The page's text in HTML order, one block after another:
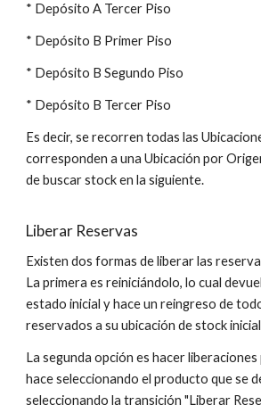
* Depósito A Tercer Piso
* Depósito B Primer Piso
* Depósito B Segundo Piso
* Depósito B Tercer Piso
Es decir, se recorren todas las
corresponden a una Ubicación por
de buscar stock en la siguiente.
Liberar Reservas
Existen dos formas de liberar las
La primera es reiniciándolo, lo cual
estado inicial y hace un reingreso de
reservados a su ubicación de stock
La segunda opción es hacer
hace seleccionando el producto que se
seleccionando la transición "Liberar